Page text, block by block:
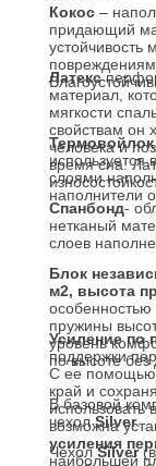
Кокос –
придающий
устойчивость
повреждениям
Латексперфорированный – пористый экологичный
материал,
мягкости
свойствам он
человека и
время сна.
Термовойлок(войлок
используется
слоями
наполнители
Спанбонд-
нетканый
слоев
Блок
м2, высота
особенностью
пружины
уровень
по высоте
Усиление по
поддержки
С ее помощью
край и
возможна
усиления
наибольшей
В базовой
чехолSilver.
ЧехолSilver